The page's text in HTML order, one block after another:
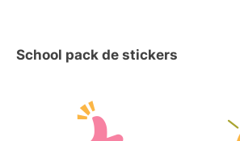
School pack de stickers